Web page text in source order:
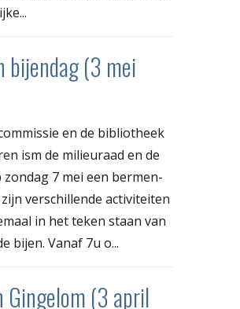
bijendag (3 mei
en de bibliotheek
ism de milieuraad en de
7 mei een bermen-
verschillende activiteiten
in het teken staan van
bijen. Vanaf 7u o...
Gingelom (3 april